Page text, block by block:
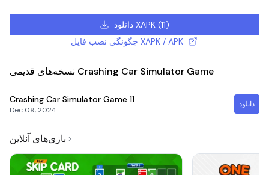
دانلود XAPK(11)
چگونگی نصب فایل XAPK / APK
نسخه‌های قدیمی Crashing Car Simulator Game
Crashing Car Simulator Game 11
Dec 09, 2024
دانلود
بازی‌های آنلاین